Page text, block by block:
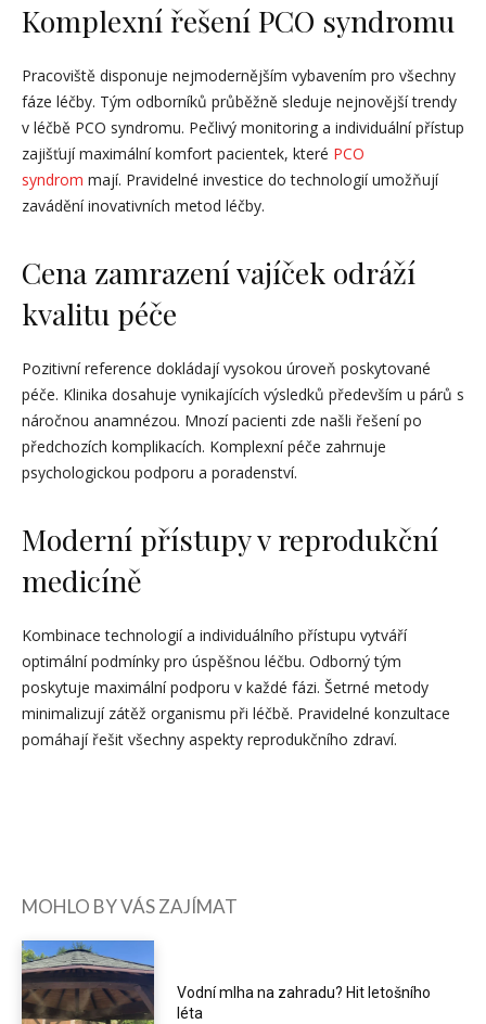
Komplexní řešení PCO syndromu
Pracoviště disponuje nejmodernějším vybavením pro všechny
fáze léčby. Tým odborníků průběžně sleduje nejnovější trendy
v léčbě PCO syndromu. Pečlivý monitoring a individuální přístup
zajišťují maximální komfort pacientek, které PCO
syndrom mají. Pravidelné investice do technologií umožňují
zavádění inovativních metod léčby.
Cena zamrazení vajíček odráží
kvalitu péče
Pozitivní reference dokládají vysokou úroveň poskytované
péče. Klinika dosahuje vynikajících výsledků především u párů s
náročnou anamnézou. Mnozí pacienti zde našli řešení po
předchozích komplikacích. Komplexní péče zahrnuje
psychologickou podporu a poradenství.
Moderní přístupy v reprodukční
medicíně
Kombinace technologií a individuálního přístupu vytváří
optimální podmínky pro úspěšnou léčbu. Odborný tým
poskytuje maximální podporu v každé fázi. Šetrné metody
minimalizují zátěž organismu při léčbě. Pravidelné konzultace
pomáhají řešit všechny aspekty reprodukčního zdraví.
MOHLO BY VÁS ZAJÍMAT
Vodní mlha na zahradu? Hit letošního
léta